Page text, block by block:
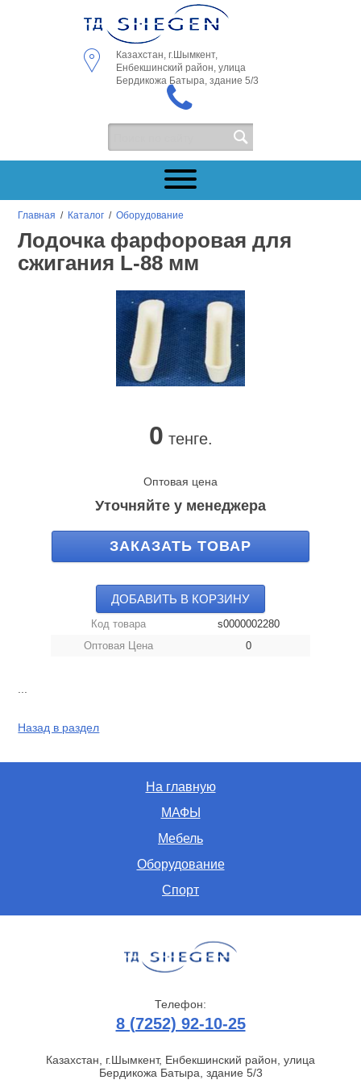
Казахстан, г.Шымкент,
Енбекшинский район, улица
Бердикожа Батыра, здание 5/3
Главная / Каталог /Оборудование
Лодочка фарфоровая для
сжигания L-88 мм
0 тенге.
Оптовая цена
Уточняйте у менеджера
ЗАКАЗАТЬ ТОВАР
ДОБАВИТЬ В КОРЗИНУ
Код товара
s0000002280
Оптовая Цена
0
Назад в раздел
На главную
МАФЫ
Мебель
Оборудование
Спорт
Казахстан, г.Шымкент, Енбекшинский район, улица
Бердикожа Батыра, здание 5/3
Телефон:
8 (7252) 92-10-25